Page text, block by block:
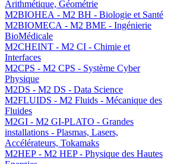
Arithmétique, Géométrie
M2BIOHEA - M2 BH - Biologie et Santé
M2BIOMECA - M2 BME - Ingénierie
BioMédicale
M2CHEINT - M2 CI - Chimie et
Interfaces
M2CPS - M2 CPS - Système Cyber
Physique
M2DS - M2 DS - Data Science
M2FLUIDS - M2 Fluids - Mécanique des
Fluides
M2GI - M2 GI-PLATO - Grandes
installations - Plasmas, Lasers,
Accélérateurs, Tokamaks
M2HEP - M2 HEP - Physique des Hautes